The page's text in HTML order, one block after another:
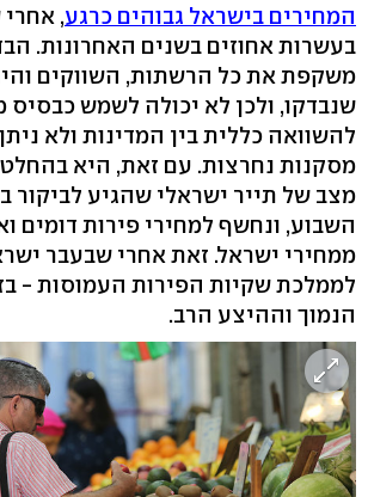
המחירים בישראל גבוהים כרגע,
בעשרות אחוזים בשנים האחרונות.
משקפת את כל הרשתות, השווקים
שנבדקו, ולכן לא יכולה לשמש כבסיס
להשוואה כללית בין המדינות ולא
מסקנות נחרצות. עם זאת, היא
מצב של תייר ישראלי שהגיע לביקור
השבוע, ונחשף למחירי פירות דומים
ממחירי ישראל. זאת אחרי שבעבר
לממלכת שקיות הפירות העמוסות -
הנמוך וההיצע הרב.